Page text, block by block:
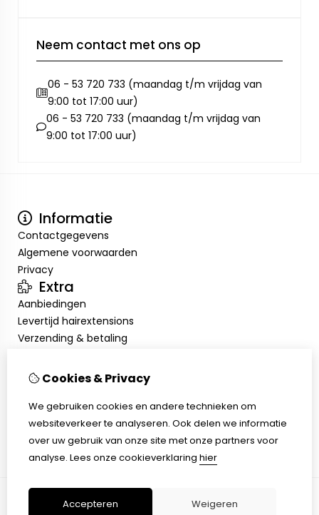
Neem contact met ons op
06 - 53 720 733 (maandag t/m vrijdag van
9:00 tot 17:00 uur)
06 - 53 720 733 (maandag t/m vrijdag van
9:00 tot 17:00 uur)
Informatie
Contactgegevens
Algemene voorwaarden
Privacy
Extra
Aanbiedingen
Levertijd hairextensions
Verzending & betaling
Salonkorting
Mijn account
Inloggen
Bestelhistorie
Verlanglijst
Cookies & Privacy
We gebruiken cookies en andere technieken om
websiteverkeer te analyseren. Ook delen we informatie
over uw gebruik van onze site met onze partners voor
analyse. Lees onze cookieverklaring hier
Accepteren Weigeren